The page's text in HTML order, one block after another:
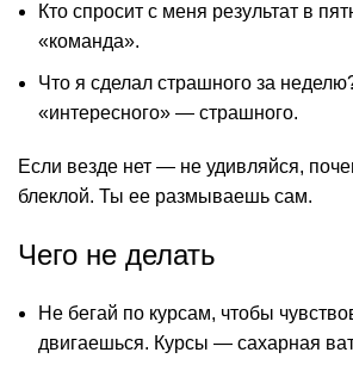
Кто спросит с меня результат в
«команда».
Что я сделал страшного за
«интересного» — страшного.
Если везде нет — не удивляйся,
блеклой. Ты ее размываешь сам.
Чего не делать
Не бегай по курсам, чтобы
двигаешься. Курсы — сахарная